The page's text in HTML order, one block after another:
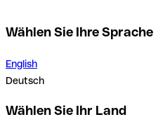
Wählen Sie Ihre Sprache
English
Deutsch
Wählen Sie Ihr Land